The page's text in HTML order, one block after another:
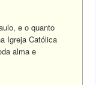
e o quanto
Igreja Católica
alma e